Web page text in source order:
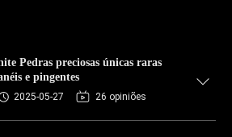
Pedras preciosas únicas raras
e pingentes
2025-05-27 26 opiniões